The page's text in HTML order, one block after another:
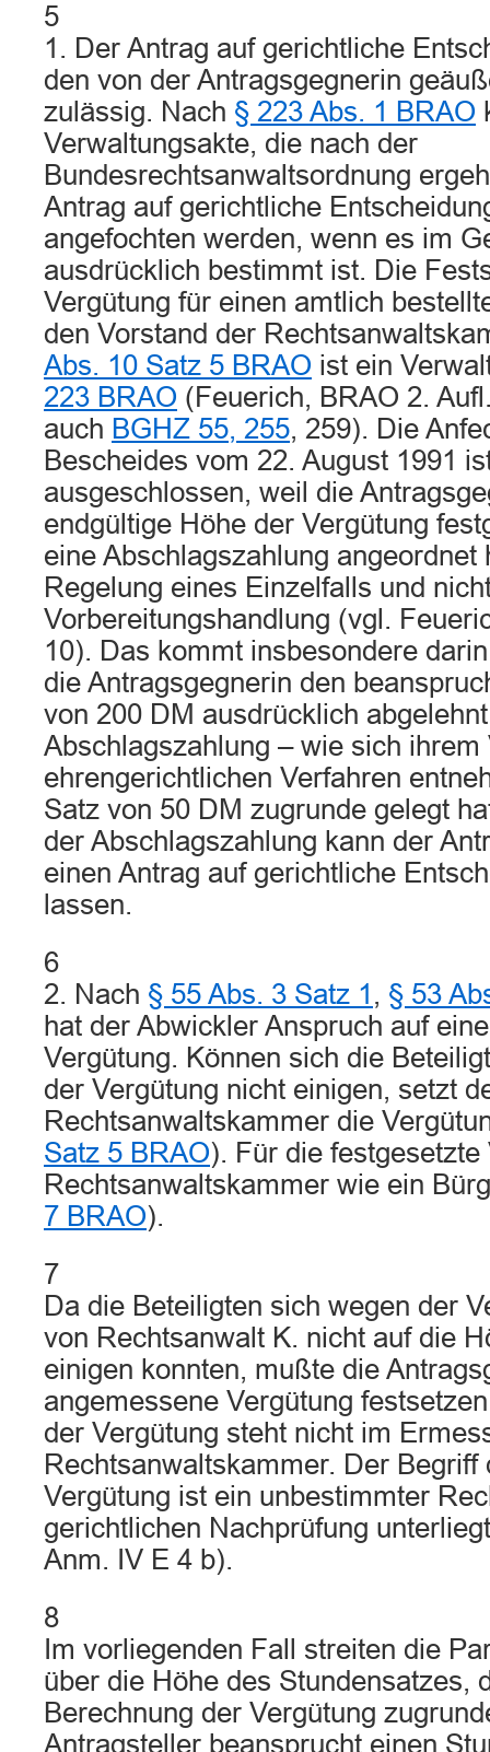
5
1. Der Antrag auf gerichtliche
den von der Antragsgegnerin
zulässig. Nach § 223 Abs. 1 BRAO
Verwaltungsakte, die nach der
Bundesrechtsanwaltsordnung
Antrag auf gerichtliche
angefochten werden, wenn es im
ausdrücklich bestimmt ist. Die
Vergütung für einen amtlich
den Vorstand der
Abs. 10 Satz 5 BRAO ist ein
223 BRAO (Feuerich, BRAO 2.
auch BGHZ 55, 255, 259). Die
Bescheides vom 22. August 1991
ausgeschlossen, weil die
endgültige Höhe der Vergütung
eine Abschlagszahlung angeordnet
Regelung eines Einzelfalls und
Vorbereitungshandlung (vgl.
10). Das kommt insbesondere
die Antragsgegnerin den
von 200 DM ausdrücklich
Abschlagszahlung – wie sich ihrem
ehrengerichtlichen Verfahren
Satz von 50 DM zugrunde gelegt
der Abschlagszahlung kann der
einen Antrag auf gerichtliche
lassen.
6
2. Nach § 55 Abs. 3 Satz 1 , § 53
hat der Abwickler Anspruch auf
Vergütung. Können sich die
der Vergütung nicht einigen, setzt
Rechtsanwaltskammer die
Satz 5 BRAO). Für die
Rechtsanwaltskammer wie ein
7 BRAO).
7
Da die Beteiligten sich wegen der
von Rechtsanwalt K. nicht auf die
einigen konnten, mußte die
angemessene Vergütung
der Vergütung steht nicht im
Rechtsanwaltskammer. Der Begriff
Vergütung ist ein unbestimmter
gerichtlichen Nachprüfung
Anm. IV E 4 b).
8
Im vorliegenden Fall streiten die
über die Höhe des Stundensatzes,
Berechnung der Vergütung
Antragsteller beansprucht einen